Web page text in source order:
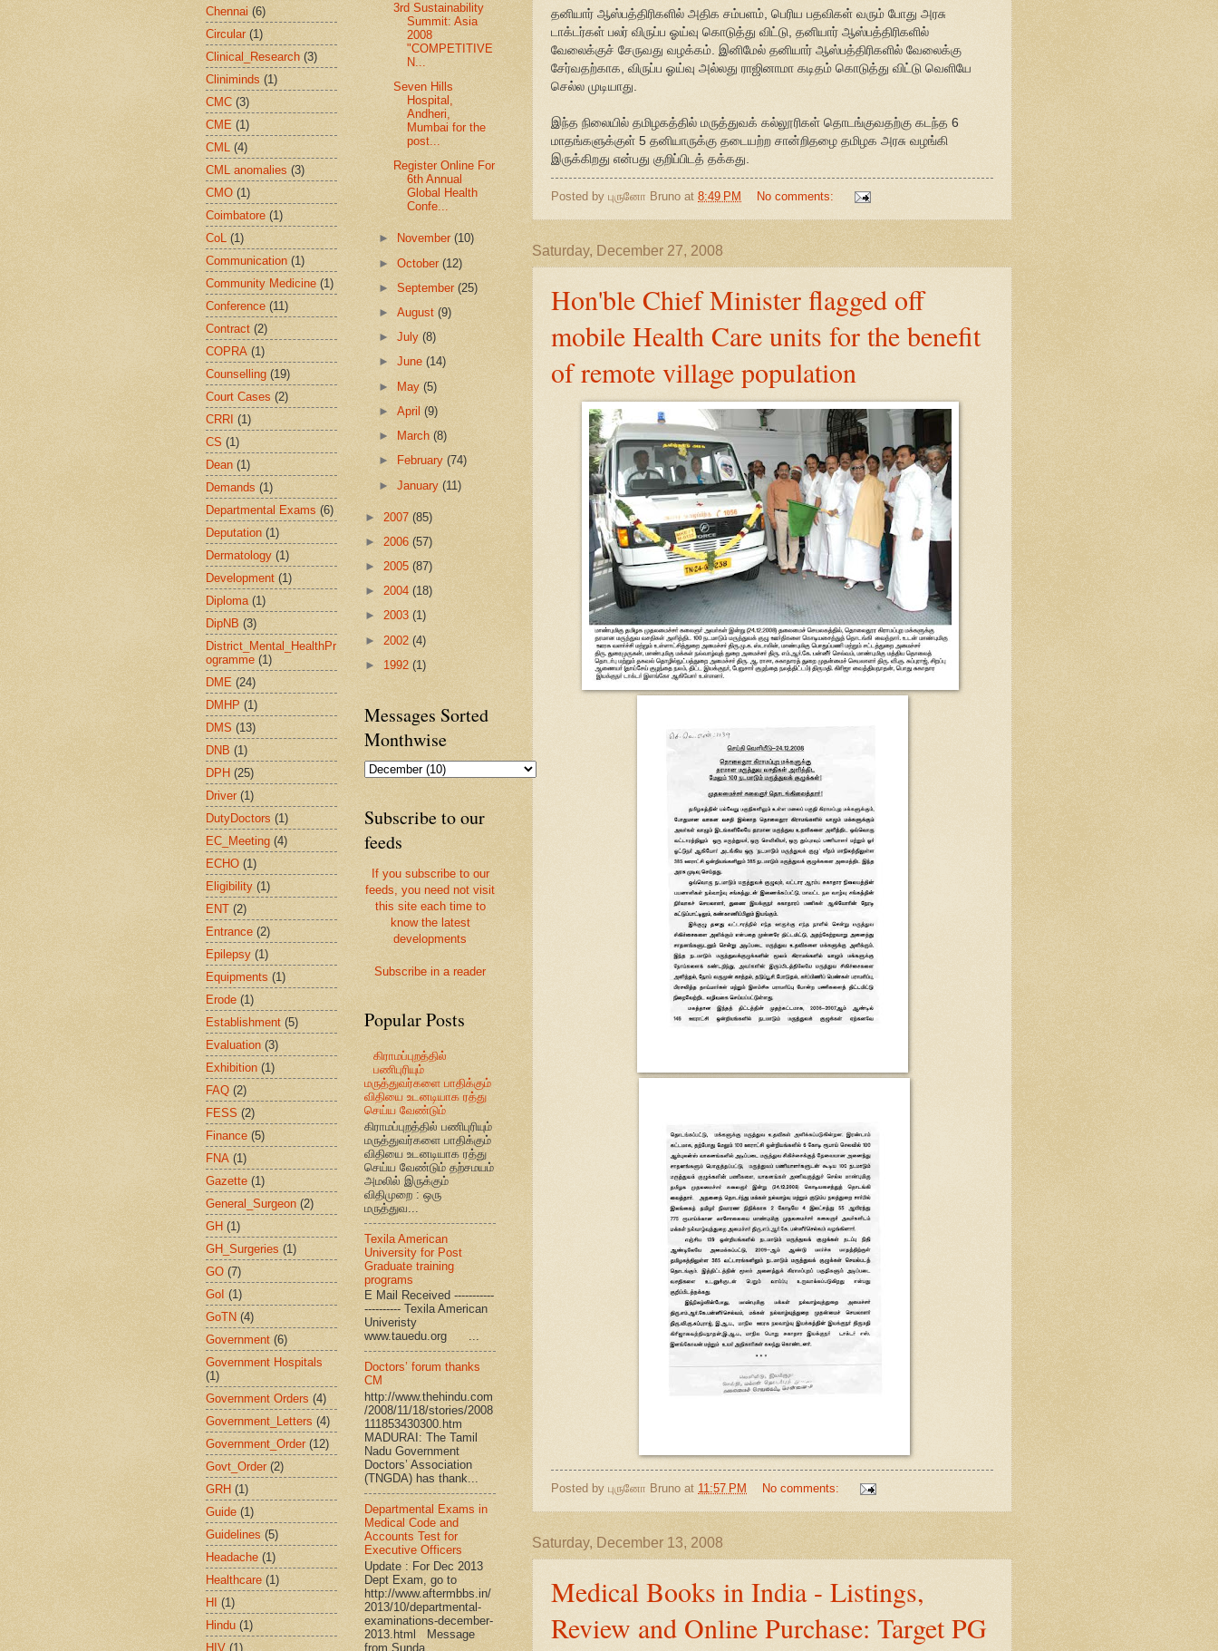
தனியார் ஆஸ்பத்திரிகளில் அதிக சம்பளம், பெரிய பதவிகள் வரும் போது அரசு
டாக்டர்கள் பலர் விருப்ப ஓய்வு கொடுத்து விட்டு, தனியார் ஆஸ்பத்திரிகளில்
வேலைக்குச் சேருவது வழக்கம். இனிமேல் தனியார் ஆஸ்பத்திரிகளில் வேலைக்கு
சேர்வதற்காக, விருப்ப ஓய்வு அல்லது ராஜினாமா கடிதம் கொடுத்து விட்டு வெளியே
செல்ல முடியாது.
இந்த நிலையில் தமிழகத்தில் மருத்துவக் கல்லூரிகள் தொடங்குவதற்கு கடந்த 6
மாதங்களுக்குள் 5 தனியாருக்கு தடையற்ற சான்றிதழை தமிழக அரசு வழங்கி
இருக்கிறது என்பது குறிப்பிடத் தக்கது.
Posted by புருனோ Bruno at 8:49 PM No comments:
Saturday, December 27, 2008
Hon'ble Chief Minister flagged off
mobile Health Care units for the benefit
of remote village population
Posted by புருனோ Bruno at 11:57 PM No comments:
Saturday, December 13, 2008
Medical Books in India - Listings,
Review and Online Purchase: Target PG
Chennai (6)
Circular (1)
Clinical_Research (3)
Cliniminds (1)
CMC (3)
CME (1)
CML (4)
CML anomalies (3)
CMO (1)
Coimbatore (1)
CoL (1)
Communication (1)
Community Medicine (1)
Conference (11)
Contract (2)
COPRA (1)
Counselling (19)
Court Cases (2)
CRRI (1)
CS (1)
Dean (1)
Demands (1)
Departmental Exams (6)
Deputation (1)
Dermatology (1)
Development (1)
Diploma (1)
DipNB (3)
District_Mental_HealthPr
ogramme (1)
DME (24)
DMHP (1)
DMS (13)
DNB (1)
DPH (25)
Driver (1)
DutyDoctors (1)
EC_Meeting (4)
ECHO (1)
Eligibility (1)
ENT (2)
Entrance (2)
Epilepsy (1)
Equipments (1)
Erode (1)
Establishment (5)
Evaluation (3)
Exhibition (1)
FAQ (2)
FESS (2)
Finance (5)
FNA (1)
Gazette (1)
General_Surgeon (2)
GH (1)
GH_Surgeries (1)
GO (7)
GoI (1)
GoTN (4)
Government (6)
Government Hospitals
(1)
Government Orders (4)
Government_Letters (4)
Government_Order (12)
Govt_Order (2)
GRH (1)
Guide (1)
Guidelines (5)
Headache (1)
Healthcare (1)
HI (1)
Hindu (1)
HIV (1)
3rd Sustainability
Summit: Asia
2008
"COMPETITIVE
N...
Seven Hills
Hospital,
Andheri,
Mumbai for the
post...
Register Online For
6th Annual
Global Health
Confe...
► November(10)
►October(12)
►September(25)
►August(9)
►July(8)
►June(14)
► May(5)
►April(9)
►
March(8)
►
February(74)
►January(11)
► 2007 (85)
► 2006 (57)
► 2005 (87)
► 2004 (18)
► 2003 (1)
► 2002 (4)
► 1992 (1)
Messages Sorted
Monthwise
Subscribe to our
feeds
If you subscribe to our
feeds, you need not visit
this site each time to
know the latest
developments
Subscribe in a reader
Popular Posts
கிராமப்புறத்தில்
பணிபுரியும்
மருத்துவர்களை பாதிக்கும்
விதியை உடனடியாக ரத்து
செய்ய வேண்டும்
கிராமப்புறத்தில் பணிபுரியும்
மருத்துவர்களை பாதிக்கும்
விதியை உடனடியாக ரத்து
செய்ய வேண்டும் தற்சமயம்
அமலில் இருக்கும்
விதிமுறை : ஒரு
மருத்துவ...
Texila American
University for Post
Graduate training
programs
E Mail Received -----------
---------- Texila American
Univeristy
www.tauedu.org ...
Doctors’ forum thanks
CM
http://www.thehindu.com
/2008/11/18/stories/2008
111853430300.htm
MADURAI: The Tamil
Nadu Government
Doctors’ Association
(TNGDA) has thank...
Departmental Exams in
Medical Code and
Accounts Test for
Executive Officers
Update : For Dec 2013
Dept Exam, go to
http://www.aftermbbs.in/
2013/10/departmental-
examinations-december-
2013.html Message
from Sunda...